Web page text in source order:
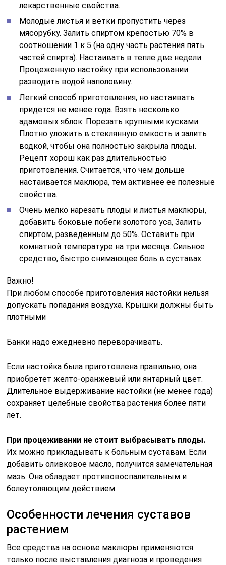
лекарственные свойства.
Молодые листья и ветки пропустить через
мясорубку. Залить спиртом крепостью 70% в
соотношении 1 к 5 (на одну часть растения пять
частей спирта). Настаивать в тепле две недели.
Процеженную настойку при использовании
разводить водой наполовину.
Легкий способ приготовления, но настаивать
придется не менее года. Взять несколько
адамовых яблок. Порезать крупными кусками.
Плотно уложить в стеклянную емкость и залить
водкой, чтобы она полностью закрыла плоды.
Рецепт хорош как раз длительностью
приготовления. Считается, что чем дольше
настаивается маклюра, тем активнее ее полезные
свойства.
Очень мелко нарезать плоды и листья маклюры,
добавить боковые побеги золотого уса, Залить
спиртом, разведенным до 50%. Оставить при
комнатной температуре на три месяца. Сильное
средство, быстро снимающее боль в суставах.
Важно!
При любом способе приготовления настойки нельзя
допускать попадания воздуха. Крышки должны быть
плотными
Банки надо ежедневно переворачивать.
Если настойка была приготовлена правильно, она
приобретет желто-оранжевый или янтарный цвет.
Длительное выдерживание настойки (не менее года)
сохраняет целебные свойства растения более пяти
лет.
При процеживании не стоит выбрасывать плоды.
Их можно прикладывать к больным суставам. Если
добавить оливковое масло, получится замечательная
мазь. Она обладает противовоспалительным и
болеутоляющим действием.
Особенности лечения суставов
растением
Все средства на основе маклюры применяются
только после выставления диагноза и проведения